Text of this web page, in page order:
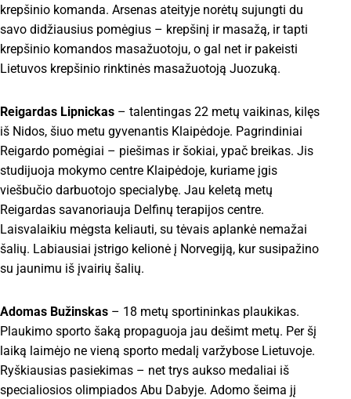
krepšinio komanda. Arsenas ateityje norėtų sujungti du
savo didžiausius pomėgius – krepšinį ir masažą, ir tapti
krepšinio komandos masažuotoju, o gal net ir pakeisti
Lietuvos krepšinio rinktinės masažuotoją Juozuką.
Reigardas Lipnickas – talentingas 22 metų vaikinas, kilęs
iš Nidos, šiuo metu gyvenantis Klaipėdoje. Pagrindiniai
Reigardo pomėgiai – piešimas ir šokiai, ypač breikas. Jis
studijuoja mokymo centre Klaipėdoje, kuriame įgis
viešbučio darbuotojo specialybę. Jau keletą metų
Reigardas savanoriauja Delfinų terapijos centre.
Laisvalaikiu mėgsta keliauti, su tėvais aplankė nemažai
šalių. Labiausiai įstrigo kelionė į Norvegiją, kur susipažino
su jaunimu iš įvairių šalių.
Adomas Bužinskas – 18 metų sportininkas plaukikas.
Plaukimo sporto šaką propaguoja jau dešimt metų. Per šį
laiką laimėjo ne vieną sporto medalį varžybose Lietuvoje.
Ryškiausias pasiekimas – net trys aukso medaliai iš
specialiosios olimpiados Abu Dabyje. Adomo šeima jį